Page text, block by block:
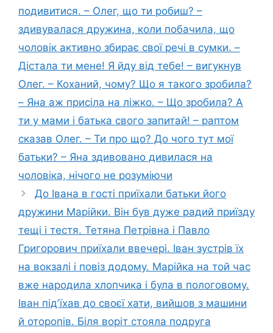
подивитися. – Олег, що ти робиш? –
здивувалася дружина, коли побачила, що
чоловік активно збирає свої речі в сумки. –
Дістала ти мене! Я йду від тебе! – вигукнув
Олег. – Коханий, чому? Що я такого зробила?
– Яна аж присіла на ліжко. – Що зробила? А
ти у мами і батька свого запитай! – раптом
сказав Олег. – Ти про що? До чого тут мої
батьки? – Яна здивовано дивилася на
чоловіка, нічого не розуміючи
До Івана в гості приїхали батьки його
дружини Марійки. Він був дуже радий приїзду
тещі і тестя. Тетяна Петрівна і Павло
Григорович приїхали ввечері. Іван зустрів їх
на вокзалі і повіз додому. Марійка на той час
вже народила хлопчика і була в пологовому.
Іван підʼїхав до своєї хати, вийшов з машини
й оторопів. Біля воріт стояла подруга